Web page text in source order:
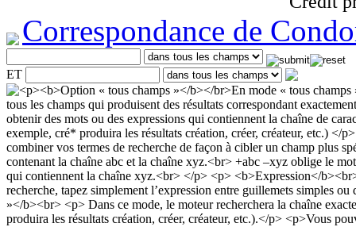
Correspondance de
ET